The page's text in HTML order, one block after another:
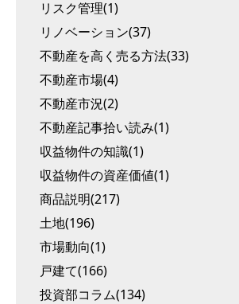
リスク管理(1)
リノベーション(37)
不動産を高く売る方法(33)
不動産市場(4)
不動産市況(2)
不動産記事拾い読み(1)
収益物件の知識(1)
収益物件の資産価値(1)
商品説明(217)
土地(196)
市場動向(1)
戸建て(166)
投資部コラム(134)